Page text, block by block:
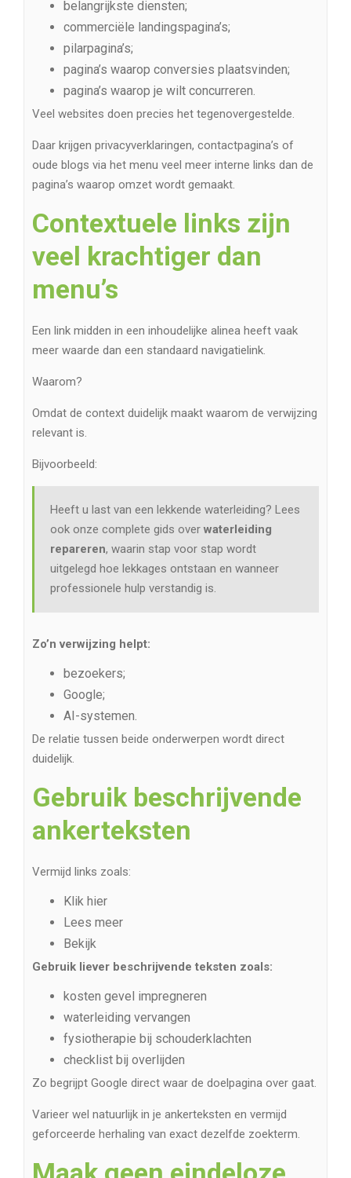
belangrijkste diensten;
commerciële landingspagina’s;
pilarpagina’s;
pagina’s waarop conversies plaatsvinden;
pagina’s waarop je wilt concurreren.
Veel websites doen precies het tegenovergestelde.
Daar krijgen privacyverklaringen, contactpagina’s of
oude blogs via het menu veel meer interne links dan de
pagina’s waarop omzet wordt gemaakt.
Contextuele links zijn
veel krachtiger dan
menu’s
Een link midden in een inhoudelijke alinea heeft vaak
meer waarde dan een standaard navigatielink.
Waarom?
Omdat de context duidelijk maakt waarom de verwijzing
relevant is.
Bijvoorbeeld:
Heeft u last van een lekkende waterleiding? Lees
ook onze complete gids over waterleiding
repareren, waarin stap voor stap wordt
uitgelegd hoe lekkages ontstaan en wanneer
professionele hulp verstandig is.
Zo’n verwijzing helpt:
bezoekers;
Google;
AI-systemen.
De relatie tussen beide onderwerpen wordt direct
duidelijk.
Gebruik beschrijvende
ankerteksten
Vermijd links zoals:
Klik hier
Lees meer
Bekijk
Gebruik liever beschrijvende teksten zoals:
kosten gevel impregneren
waterleiding vervangen
fysiotherapie bij schouderklachten
checklist bij overlijden
Zo begrijpt Google direct waar de doelpagina over gaat.
Varieer wel natuurlijk in je ankerteksten en vermijd
geforceerde herhaling van exact dezelfde zoekterm.